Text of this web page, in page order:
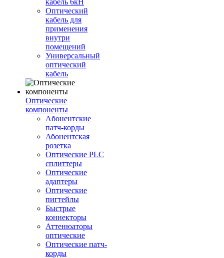
кабель 6кН
Оптический
кабель для
применения
внутри
помещений
Универсальный
оптический
кабель
Оптические
компоненты
Aбонентские
патч-корды
Абонентская
розетка
Оптические PLC
сплиттеры
Оптические
адаптеры
Оптические
пигтейлы
Быстрые
коннекторы
Аттенюаторы
оптические
Оптические патч-
корды